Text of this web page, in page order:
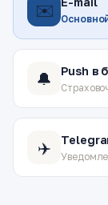
✉️
🔔 Push в
✈️